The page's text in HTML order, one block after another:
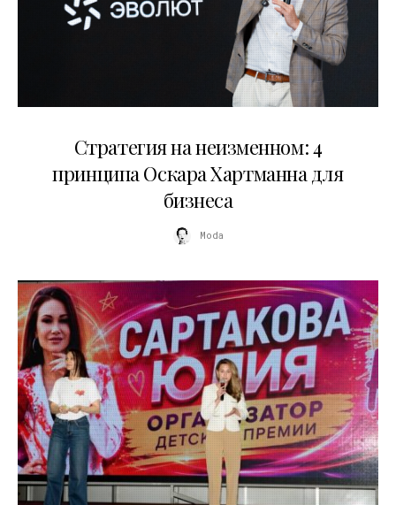
Стратегия на неизменном: 4
принципа Оскара Хартманна для
бизнеса
Moda